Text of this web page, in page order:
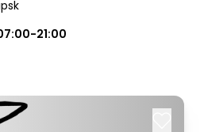
21:00